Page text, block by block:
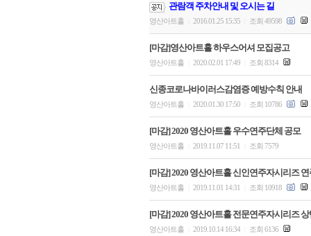
관람객 주차안내 및 오시는 길
영산아트홀 2016.01.25 15:35 조회 49598
[마감]영산아트홀 하우스어셔 모집공고
영산아트홀 2020.02.01 17:49 조회 8314
신종코로나바이러스감염증 예방수칙 안내
영산아트홀 2020.01.30 17:50 조회 10786
[마감] 2020 영산아트홀 우수연주단체 공모
영산아트홀 2019.11.07 11:51 조회 7579
[마감] 2020 영산아트홀 신인연주자시리즈
영산아트홀 2019.11.01 14:31 조회 10918
[마감] 2020 영산아트홀 전문연주자시리즈
영산아트홀 2019.10.14 16:34 조회 6136